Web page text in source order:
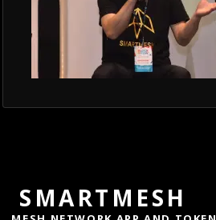
SMARTMESH